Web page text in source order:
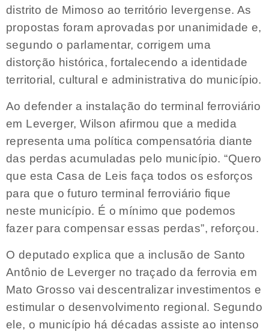
distrito de Mimoso ao território levergense. As
propostas foram aprovadas por unanimidade e,
segundo o parlamentar, corrigem uma
distorção histórica, fortalecendo a identidade
territorial, cultural e administrativa do município.
Ao defender a instalação do terminal ferroviário
em Leverger, Wilson afirmou que a medida
representa uma política compensatória diante
das perdas acumuladas pelo município. “Quero
que esta Casa de Leis faça todos os esforços
para que o futuro terminal ferroviário fique
neste município. É o mínimo que podemos
fazer para compensar essas perdas”, reforçou.
O deputado explica que a inclusão de Santo
Antônio de Leverger no traçado da ferrovia em
Mato Grosso vai descentralizar investimentos e
estimular o desenvolvimento regional. Segundo
ele, o município há décadas assiste ao intenso